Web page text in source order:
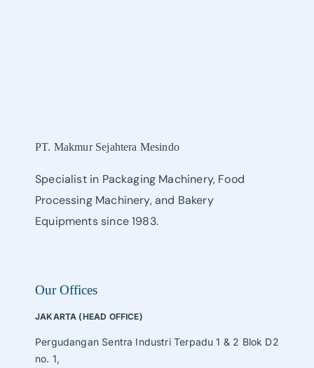
PT. Makmur Sejahtera Mesindo
Specialist in Packaging Machinery, Food
Processing Machinery, and Bakery
Equipments since 1983.
Our Offices
JAKARTA (HEAD OFFICE)
Pergudangan Sentra Industri Terpadu 1 & 2 Blok D2
no. 1,